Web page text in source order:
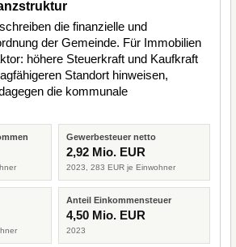
die finanzielle und
der Gemeinde. Für Immobilien
höhere Steuerkraft und Kaufkraft
Standort hinweisen,
die kommunale
Gewerbesteuer netto
2,92 Mio. EUR
2023, 283 EUR je Einwohner
Anteil Einkommensteuer
4,50 Mio. EUR
2023